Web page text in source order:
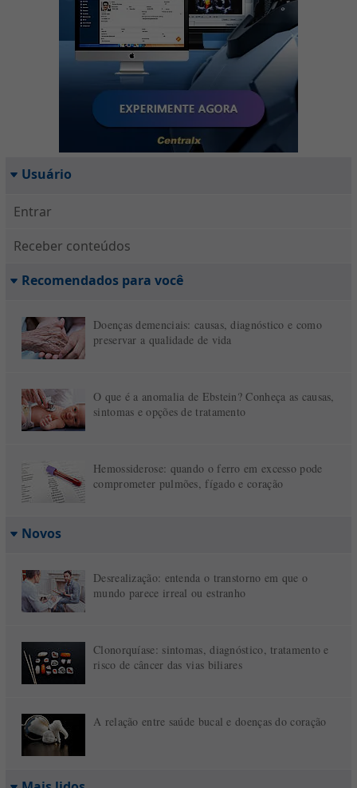
Usuário
Entrar
Receber conteúdos
Recomendados para você
Doenças demenciais: causas, diagnóstico e como
preservar a qualidade de vida
O que é a anomalia de Ebstein? Conheça as causas,
sintomas e opções de tratamento
Hemossiderose: quando o ferro em excesso pode
comprometer pulmões, fígado e coração
Novos
Desrealização: entenda o transtorno em que o
mundo parece irreal ou estranho
Clonorquíase: sintomas, diagnóstico, tratamento e
risco de câncer das vias biliares
A relação entre saúde bucal e doenças do coração